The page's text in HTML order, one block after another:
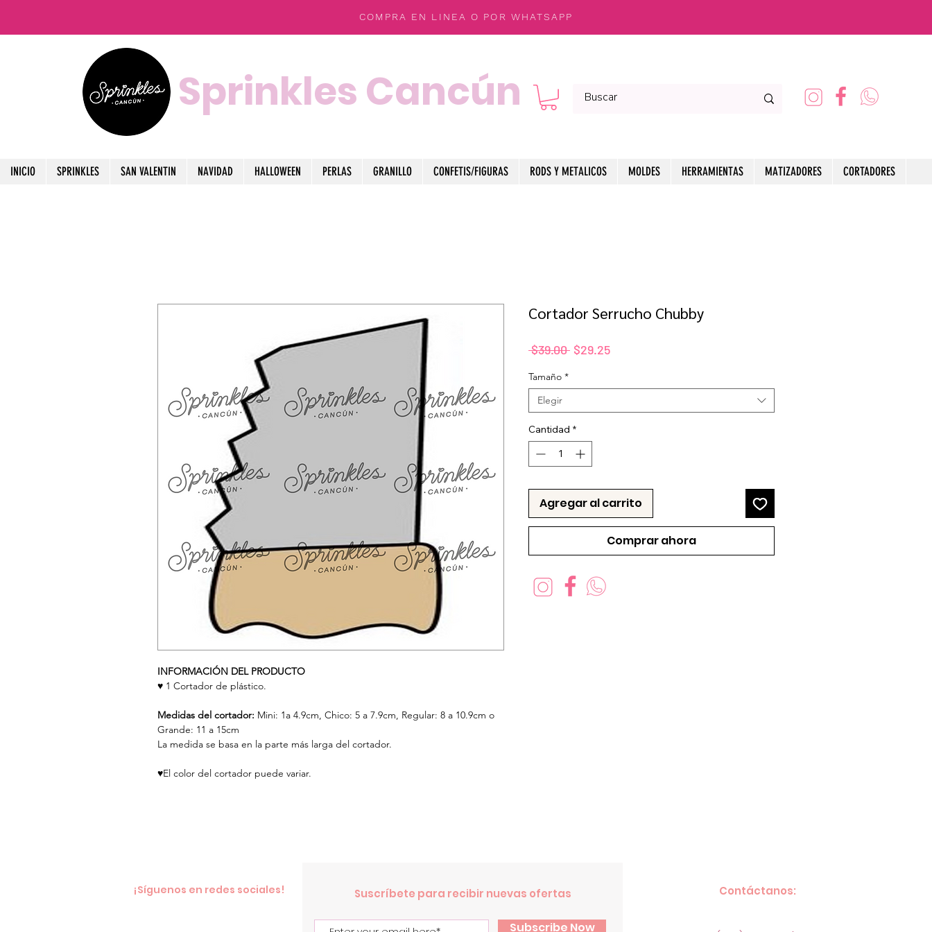
COMPRA EN LINEA O POR WHATSAPP
Sprinkles Cancún
INICIO SPRINKLES SAN VALENTIN NAVIDAD HALLOWEEN PERLAS GRANILLO CONFETIS/FIGURAS RODS Y METALICOS MOLDES HERRAMIENTAS MATIZADORES CORTADORES
INFORMACIÓN DEL PRODUCTO
♥ 1 Cortador de plástico.
Medidas del cortador: Mini: 1a 4.9cm, Chico: 5 a 7.9cm, Regular: 8 a 10.9cm o
Grande: 11 a 15cm
La medida se basa en la parte más larga del cortador.
♥El color del cortador puede variar.
Cortador Serrucho Chubby
$39.00 Precio
$29.25Precio
Tamaño *
Elegir
Cantidad *
Agregar al carrito
Comprar ahora
¡Síguenos en redes sociales! Suscríbete para recibir nuevas ofertas
Subscribe Now
Contáctanos: